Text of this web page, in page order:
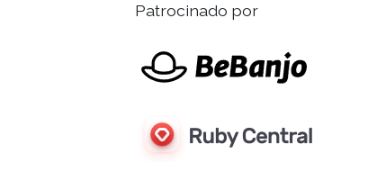
Patrocinado por